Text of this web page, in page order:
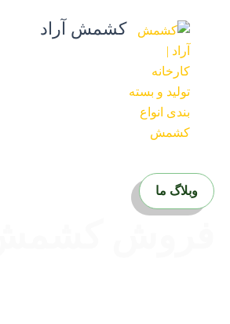
کشمش آراد
وبلاگ ما